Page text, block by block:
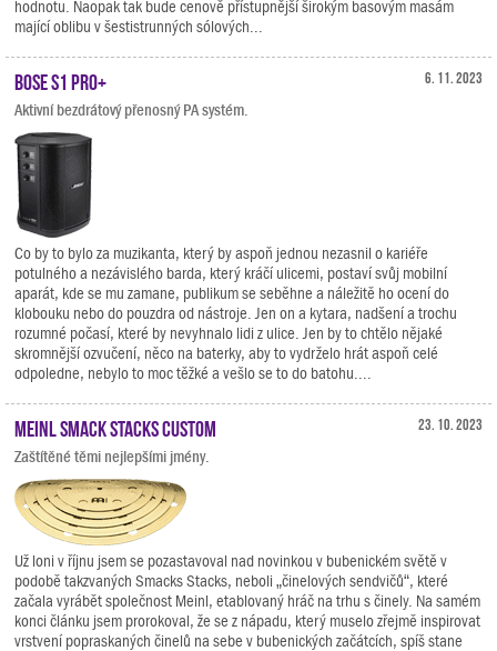
hodnotu. Naopak tak bude cenově přístupnější širokým basovým masám
mající oblibu v šestistrunných sólových...
6. 11. 2023
BOSE S1 Pro+
Aktivní bezdrátový přenosný PA systém.
Co by to bylo za muzikanta, který by aspoň jednou nezasnil o kariéře
potulného a nezávislého barda, který kráčí ulicemi, postaví svůj mobilní
aparát, kde se mu zamane, publikum se seběhne a náležitě ho ocení do
klobouku nebo do pouzdra od nástroje. Jen on a kytara, nadšení a trochu
rozumné počasí, které by nevyhnalo lidi z ulice. Jen by to chtělo nějaké
skromnější ozvučení, něco na baterky, aby to vydrželo hrát aspoň celé
odpoledne, nebylo to moc těžké a vešlo se to do batohu....
23. 10. 2023
Meinl Smack Stacks Custom
Zaštítěné těmi nejlepšími jmény.
Už loni v říjnu jsem se pozastavoval nad novinkou v bubenickém světě v
podobě takzvaných Smacks Stacks, neboli „činelových sendvičů“, které
začala vyrábět společnost Meinl, etablovaný hráč na trhu s činely. Na samém
konci článku jsem prorokoval, že se z nápadu, který muselo zřejmě inspirovat
vrstvení popraskaných činelů na sebe v bubenických začátcích, spíš stane